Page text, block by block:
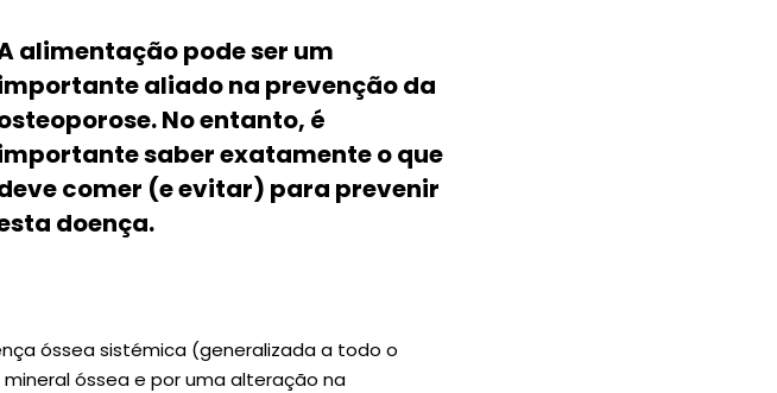
alimentação pode ser um
aliado na prevenção da
No entanto, é
saber exatamente o que
comer (e evitar) para prevenir
doença.
óssea sistémica (generalizada a todo o
óssea e por uma alteração na